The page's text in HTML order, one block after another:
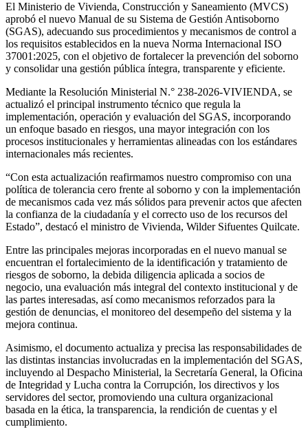
El Ministerio de Vivienda, Construcción y Saneamiento (MVCS)
aprobó el nuevo Manual de su Sistema de Gestión Antisoborno
(SGAS), adecuando sus procedimientos y mecanismos de control a
los requisitos establecidos en la nueva Norma Internacional ISO
37001:2025, con el objetivo de fortalecer la prevención del soborno
y consolidar una gestión pública íntegra, transparente y eficiente.
Mediante la Resolución Ministerial N.° 238-2026-VIVIENDA, se
actualizó el principal instrumento técnico que regula la
implementación, operación y evaluación del SGAS, incorporando
un enfoque basado en riesgos, una mayor integración con los
procesos institucionales y herramientas alineadas con los estándares
internacionales más recientes.
“Con esta actualización reafirmamos nuestro compromiso con una
política de tolerancia cero frente al soborno y con la implementación
de mecanismos cada vez más sólidos para prevenir actos que afecten
la confianza de la ciudadanía y el correcto uso de los recursos del
Estado”, destacó el ministro de Vivienda, Wilder Sifuentes Quilcate.
Entre las principales mejoras incorporadas en el nuevo manual se
encuentran el fortalecimiento de la identificación y tratamiento de
riesgos de soborno, la debida diligencia aplicada a socios de
negocio, una evaluación más integral del contexto institucional y de
las partes interesadas, así como mecanismos reforzados para la
gestión de denuncias, el monitoreo del desempeño del sistema y la
mejora continua.
Asimismo, el documento actualiza y precisa las responsabilidades de
las distintas instancias involucradas en la implementación del SGAS,
incluyendo al Despacho Ministerial, la Secretaría General, la Oficina
de Integridad y Lucha contra la Corrupción, los directivos y los
servidores del sector, promoviendo una cultura organizacional
basada en la ética, la transparencia, la rendición de cuentas y el
cumplimiento.